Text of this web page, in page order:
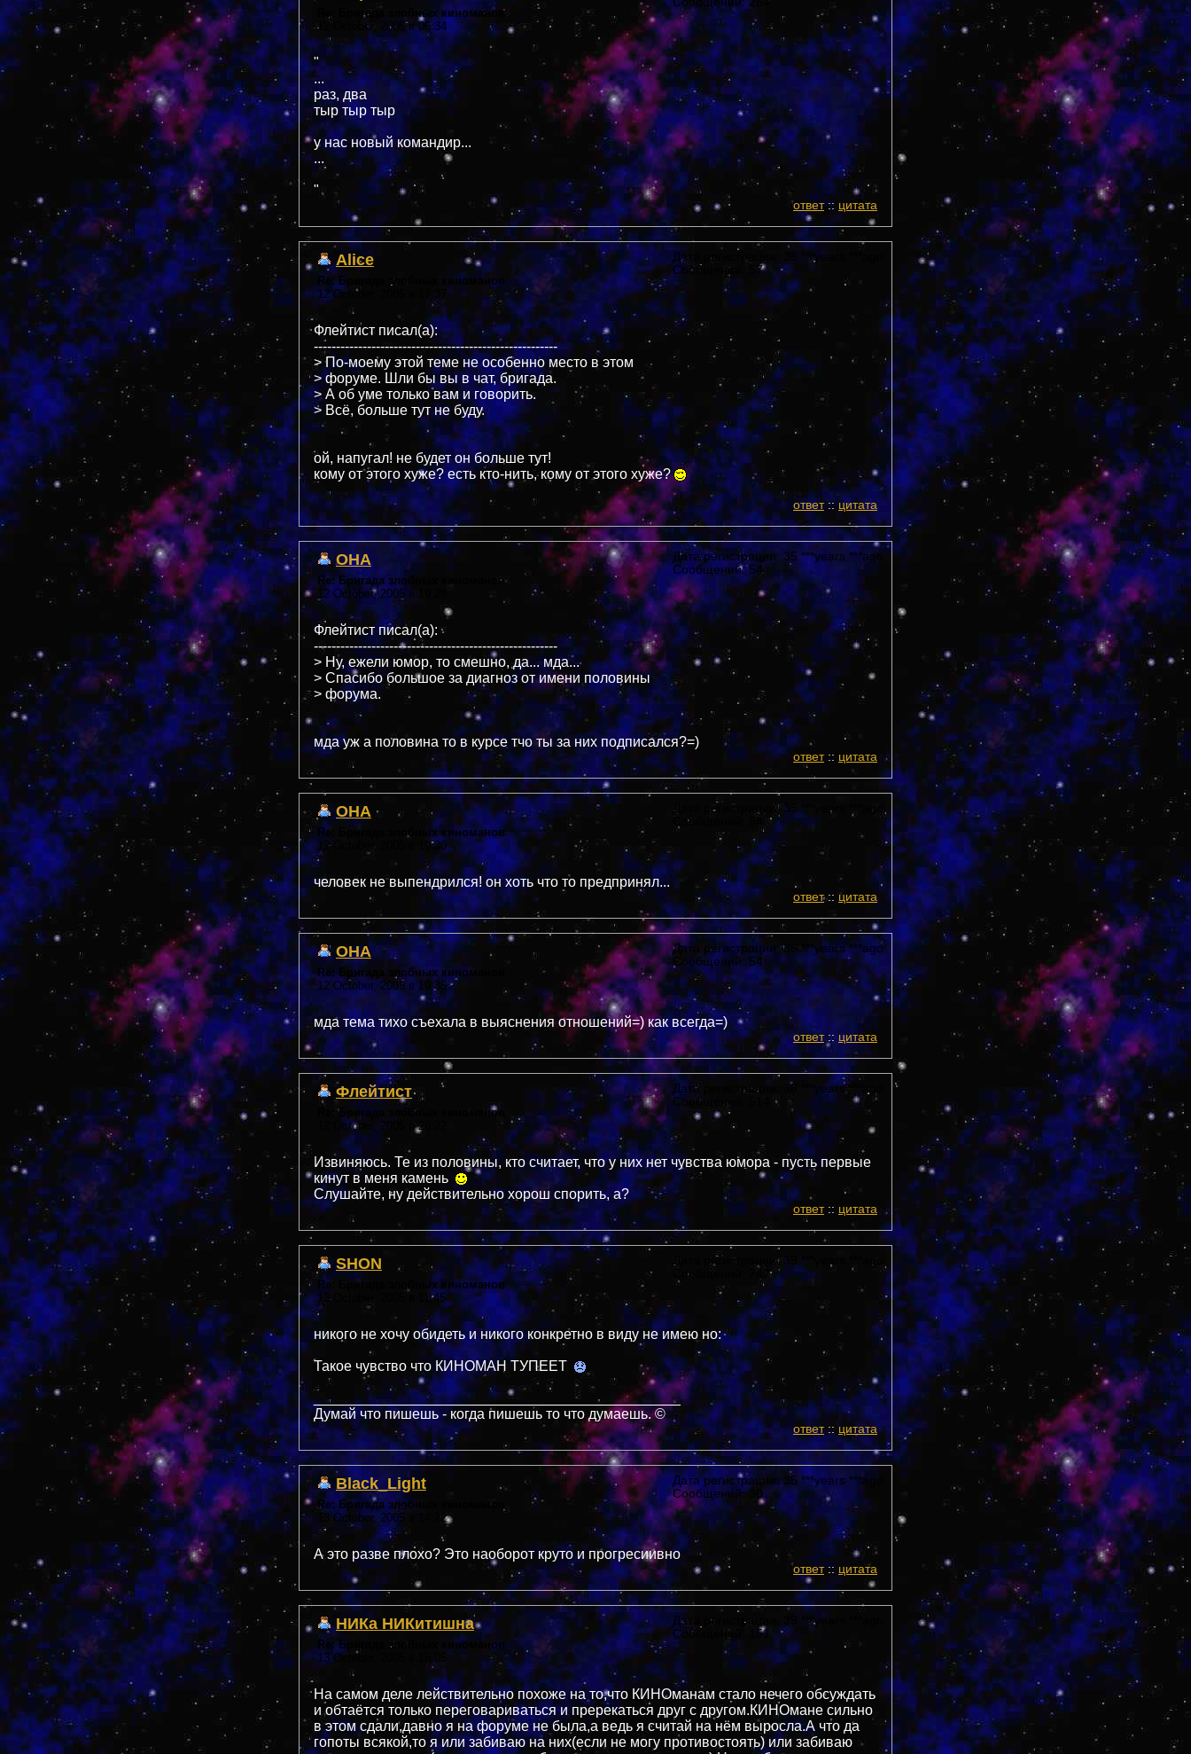
Re: Бригада злобных киноманов
12 October, 2005 в 06:34
"
...
раз, два
тыр тыр тыр
у нас новый командир...
...
"
ответ:: цитата
Alice
Re: Бригада злобных киноманов
12 October, 2005 в 17:37
Дата регистрации: 38 ***years ***ago
Сообщений: 57
Флейтист писал(а):
-------------------------------------------------------
> По-моему этой теме не особенно место в этом
> форуме. Шли бы вы в чат, бригада.
> А об уме только вам и говорить.
> Всё, больше тут не буду.
ой, напугал! не будет он больше тут!
кому от этого хуже? есть кто-нить, кому от этого хуже?
ответ:: цитата
OHA
Re: Бригада злобных киноманов
12 October, 2005 в 19:29
Дата регистрации: 35 ***years ***ago
Сообщений: 54
Флейтист писал(а):
-------------------------------------------------------
> Ну, ежели юмор, то смешно, да... мда...
> Спасибо большое за диагноз от имени половины
> форума.
мда уж а половина то в курсе тчо ты за них подписался?=)
ответ:: цитата
OHA
Re: Бригада злобных киноманов
12 October, 2005 в 19:30
Дата регистрации: 35 ***years ***ago
Сообщений: 54
человек не выпендрился! он хоть что то предпринял...
ответ:: цитата
OHA
Re: Бригада злобных киноманов
12 October, 2005 в 19:35
Дата регистрации: 35 ***years ***ago
Сообщений: 54
мда тема тихо съехала в выяснения отношений=) как всегда=)
ответ:: цитата
Флейтист
Re: Бригада злобных киноманов
12 October, 2005 в 20:22
Дата регистрации: 36 ***years ***ago
Сообщений: 514
Извиняюсь. Те из половины, кто считает, что у них нет чувства юмора - пусть первые
кинут в меня камень
Слушайте, ну действительно хорош спорить, а?
ответ:: цитата
SHON
Re: Бригада злобных киноманов
13 October, 2005 в 11:45
Дата регистрации: 39 ***years ***ago
Сообщений: 742
никого не хочу обидеть и никого конкретно в виду не имею но:
Такое чувство что КИНОМАН ТУПЕЕТ
______________________________________________
Думай что пишешь - когда пишешь то что думаешь. ©
ответ:: цитата
Black_Light
Re: Бригада злобных киноманов
13 October, 2005 в 14:22
Дата регистрации: 35 ***years ***ago
Сообщений: 30
А это разве плохо? Это наоборот круто и прогресиивно
ответ:: цитата
НИКа НИКитишна
Re: Бригада злобных киноманов
13 October, 2005 в 15:05
Дата регистрации: 39 ***years ***ago
Сообщений: 151
На самом деле лействительно похоже на то,что КИНОманам стало нечего обсуждать
и обтаётся только переговариваться и пререкаться друг с другом.КИНОмане сильно
в этом сдали,давно я на форуме не была,а ведь я считай на нём выросла.А что да
гопоты всякой,то я или забиваю на них(если не могу противостоять) или забиваю